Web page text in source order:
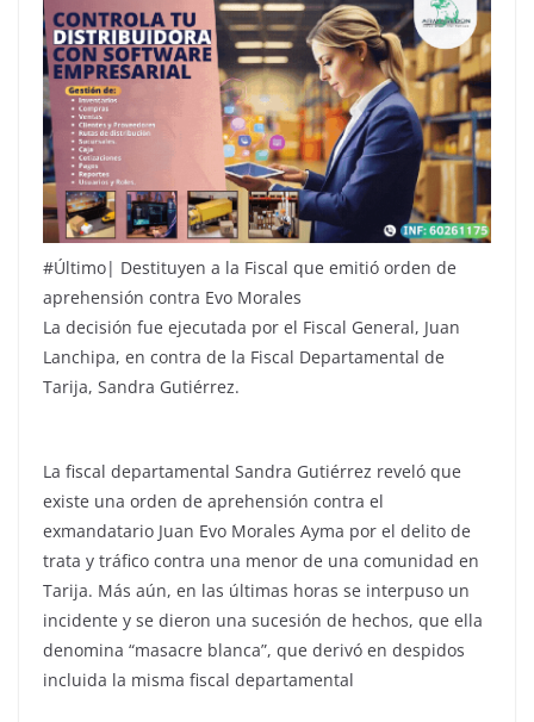
#Último| Destituyen a la Fiscal que emitió orden de
aprehensión contra Evo Morales
La decisión fue ejecutada por el Fiscal General, Juan
Lanchipa, en contra de la Fiscal Departamental de
Tarija, Sandra Gutiérrez.
La fiscal departamental Sandra Gutiérrez reveló que
existe una orden de aprehensión contra el
exmandatario Juan Evo Morales Ayma por el delito de
trata y tráfico contra una menor de una comunidad en
Tarija. Más aún, en las últimas horas se interpuso un
incidente y se dieron una sucesión de hechos, que ella
denomina “masacre blanca”, que derivó en despidos
incluida la misma fiscal departamental